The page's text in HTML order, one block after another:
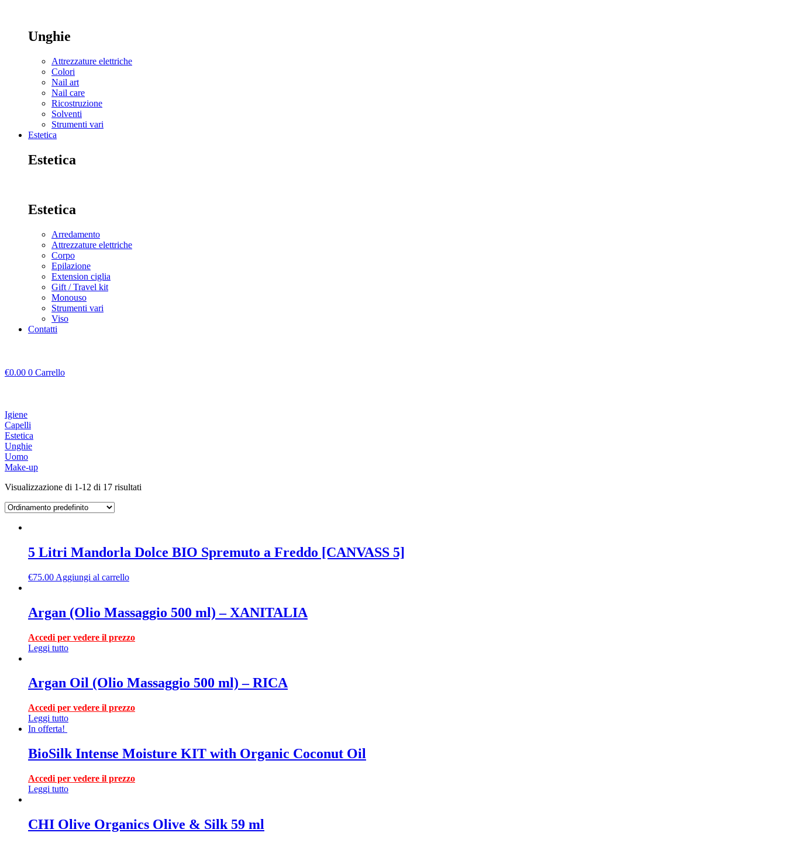
Unghie
Attrezzature elettriche
Colori
Nail art
Nail care
Ricostruzione
Solventi
Strumenti vari
Estetica
Estetica
Estetica
Arredamento
Attrezzature elettriche
Corpo
Epilazione
Extension ciglia
Gift / Travel kit
Monouso
Strumenti vari
Viso
Contatti
€0.00 0 Carrello
Igiene
Capelli
Estetica
Unghie
Uomo
Make-up
Visualizzazione di 1-12 di 17 risultati
5 Litri Mandorla Dolce BIO Spremuto a Freddo [CANVASS 5]
€75.00 Aggiungi al carrello
Argan (Olio Massaggio 500 ml) – XANITALIA
Accedi per vedere il prezzo
Leggi tutto
Argan Oil (Olio Massaggio 500 ml) – RICA
Accedi per vedere il prezzo
Leggi tutto
In offerta!
BioSilk Intense Moisture KIT with Organic Coconut Oil
Accedi per vedere il prezzo
Leggi tutto
CHI Olive Organics Olive & Silk 59 ml